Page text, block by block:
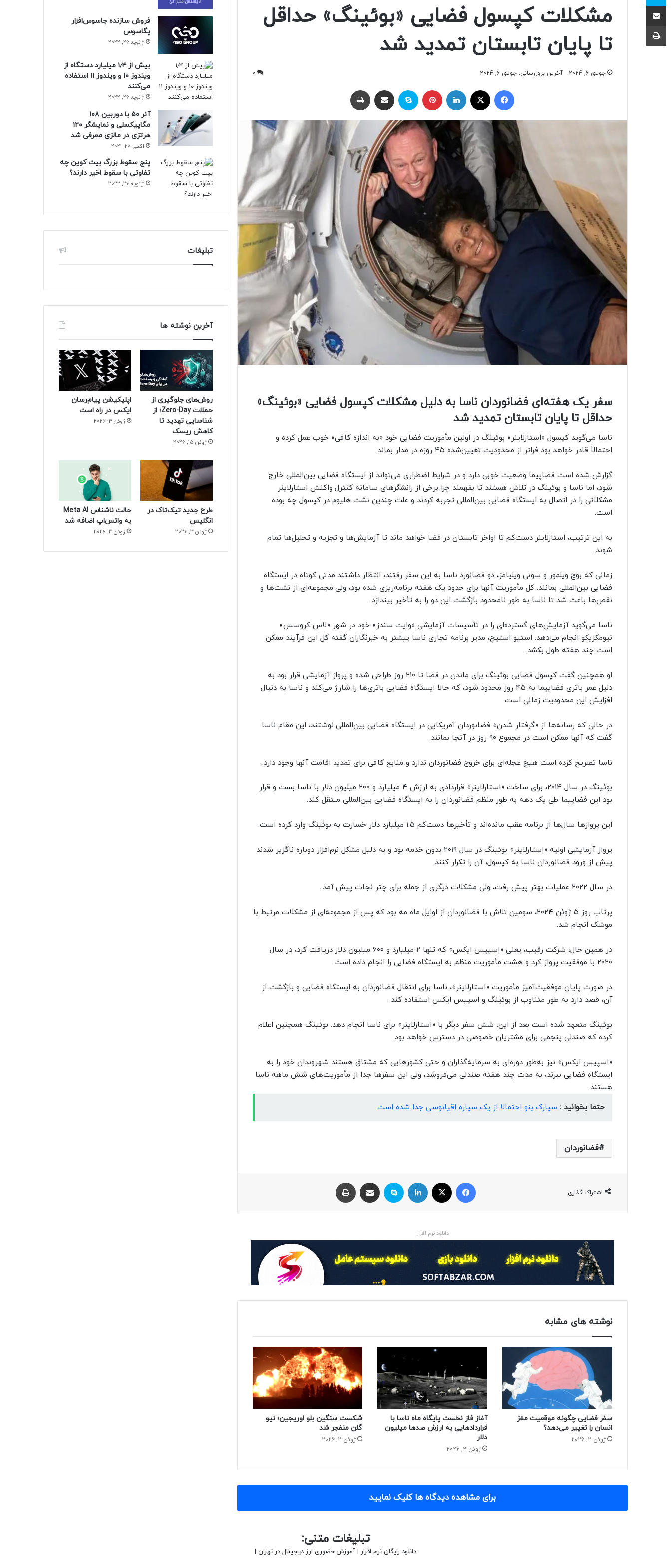
مشکلات کپسول فضایی «بوئینگ» حداقل
تا پایان تابستان تمدید شد
جولای 6, 2024 آخرین بروزرسانی: جولای 6, 2024 0
ایکس
سفر یک هفته‌ای فضانوردان ناسا به دلیل مشکلات کپسول فضایی «بوئینگ»
حداقل تا پایان تابستان تمدید شد
ناسا می‌گوید کپسول «استارلاینر» بوئینگ در اولین مأموریت فضایی خود «به اندازه کافی» خوب عمل کرده و
احتمالاً قادر خواهد بود فراتر از محدودیت تعیین‌شده ۴۵ روزه در مدار بماند.
گزارش شده است فضاپیما وضعیت خوبی دارد و در شرایط اضطراری می‌تواند از ایستگاه فضایی بین‌المللی خارج
‌شود، اما ناسا و بوئینگ در تلاش هستند تا بفهمند چرا برخی از رانشگرهای سامانه کنترل واکنش استارلاینر
مشکلاتی را در اتصال به ایستگاه فضایی بین‌المللی تجربه کردند و علت چندین نشت هلیوم در کپسول چه بوده
است.
به این ترتیب، استارلاینر دست‌کم تا اواخر تابستان در فضا خواهد ماند تا آزمایش‌ها و تجزیه و تحلیل‌ها تمام
شوند.
زمانی که بوچ ویلمور و سونی ویلیامز، دو فضانورد ناسا به این سفر رفتند، انتظار داشتند مدتی کوتاه در ایستگاه
فضایی بین‌المللی بمانند. کل مأموریت آنها برای حدود یک هفته برنامه‌ریزی شده بود، ولی مجموعه‌ای از نشت‌ها و
نقص‌ها باعث شد تا ناسا به طور نامحدود بازگشت این دو را به تأخیر بیندازد.
ناسا می‌گوید آزمایش‌های گسترده‌ای را در تأسیسات آزمایشی «وایت سندز» خود در شهر «لاس کروسس»
نیومکزیکو انجام می‌دهد. استیو استیچ، مدیر برنامه تجاری ناسا پیشتر به خبرنگاران گفته کل این فرآیند ممکن
است چند هفته طول بکشد.
او همچنین گفت کپسول فضایی بوئینگ برای ماندن در فضا تا ۲۱۰ روز طراحی شده و پرواز آزمایشی قرار بود به
دلیل عمر باتری فضاپیما به ۴۵ روز محدود شود، که حالا ایستگاه فضایی باتری‌ها را شارژ می‌کند و ناسا به دنبال
افزایش این محدودیت زمانی است.
در حالی که رسانه‌ها از «گرفتار شدن» فضانوردان آمریکایی در ایستگاه فضایی بین‌المللی نوشتند، این مقام ناسا
گفت که آنها ممکن است در مجموع ۹۰ روز در آنجا بمانند.
ناسا تصریح کرده است هیچ عجله‌ای برای خروج فضانوردان ندارد و منابع کافی برای تمدید اقامت آنها وجود دارد.
بوئینگ در سال ۲۰۱۴، برای ساخت «استارلاینر» قراردادی به ارزش ۴ میلیارد و ۲۰۰ میلیون دلار با ناسا بست و قرار
بود این فضاپیما طی یک دهه به طور منظم فضانوردان را به ایستگاه فضایی بین‌المللی منتقل کند.
این پروازها سال‌ها از برنامه عقب مانده‌اند و تأخیرها دست‌کم ۱.۵ میلیارد دلار خسارت به بوئینگ وارد کرده است.
پرواز آزمایشی اولیه «استارلاینر» بوئینگ در سال ۲۰۱۹ بدون خدمه بود و به دلیل مشکل نرم‌افزار دوباره ناگزیر شدند
پیش از ورود فضانوردان ناسا به کپسول، آن را تکرار ‌کنند.
در سال ۲۰۲۲ عملیات بهتر پیش رفت، ولی مشکلات دیگری از جمله برای چتر نجات پیش آمد.
پرتاب روز ۵ ژوئن ۲۰۲۴، سومین تلاش با فضانوردان از اوایل ماه مه بود که پس از مجموعه‌ای از مشکلات مرتبط با
موشک انجام شد.
در همین حال، شرکت رقیب، یعنی «اسپیس ایکس» که تنها ۲ میلیارد و ۶۰۰ میلیون دلار دریافت کرد، در سال
۲۰۲۰ با موفقیت پرواز کرد و هشت مأموریت منظم به ایستگاه فضایی را انجام داده است.
در صورت پایان موفقیت‌آمیز مأموریت «استارلاینر»، ناسا برای انتقال فضانوردان به ایستگاه فضایی و بازگشت از
آن، قصد دارد به طور متناوب از بوئینگ و اسپیس ایکس استفاده کند.
بوئینگ متعهد شده است بعد از این، شش سفر دیگر با «استارلاینر» برای ناسا انجام دهد. بوئینگ همچنین اعلام
کرده که صندلی پنجمی برای مشتریان خصوصی در دسترس خواهد بود.
«اسپیس ایکس» نیز به‌طور دوره‌ای به سرمایه‌گذاران و حتی کشورهایی که مشتاق هستند شهروندان خود را به
ایستگاه فضایی ببرند، به مدت چند هفته صندلی می‌فروشد، ولی این سفرها جدا از مأموریت‌های شش ماهه ناسا
هستند.
حتما بخوانید : سیارک بنو احتمالا از یک سیاره اقیانوسی جدا شده است
فضانوردان
اشتراک گذاری
ایکس
دانلود نرم افزار
نوشته های مشابه
سفر فضایی چگونه موقعیت مغز
انسان را تغییر می‌دهد؟
ژوئن 2, 2026
آغاز فاز نخست پایگاه ماه ناسا با
قراردادهایی به ارزش صدها میلیون
دلار
ژوئن 2, 2026
شکست سنگین بلو اوریجین؛ نیو
گلن منفجر شد
ژوئن 2, 2026
برای مشاهده دیدگاه ها کلیک نمایید
فروش سازنده جاسوس‌افزار
پگاسوس
ژانویه 26, 2022
بیش از ۱٫۴ میلیارد دستگاه از
ویندوز ۱۰ و ویندوز ۱۱ استفاده
می‌کنند
ژانویه 26, 2022
آنر ۵۰ با دوربین ۱۰۸
مگاپیکسلی و نمایشگر ۱۲۰
هرتزی در مالزی معرفی شد
اکتبر 20, 2021
پنج سقوط بزرگ بیت کوین چه
تفاوتی با سقوط اخیر دارند؟
ژانویه 26, 2022
تبلیغات
آخرین نوشته ها
روش‌های جلوگیری از
حملات Zero-Day؛ از
شناسایی تهدید تا
کاهش ریسک
ژوئن 15, 2026
اپلیکیشن پیام‌رسان
ایکس در راه است
ژوئن 3, 2026
طرح جدید تیک‌تاک در
انگلیس
ژوئن 3, 2026
حالت ناشناس Meta AI
به واتس‌اپ اضافه شد
ژوئن 3, 2026
تبلیغات متنی:
دانلود رایگان نرم افزار آموزش حضوری ارز دیجیتال در تهران